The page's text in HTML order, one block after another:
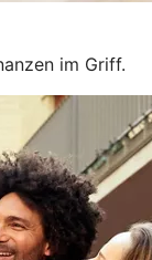
im Griff.